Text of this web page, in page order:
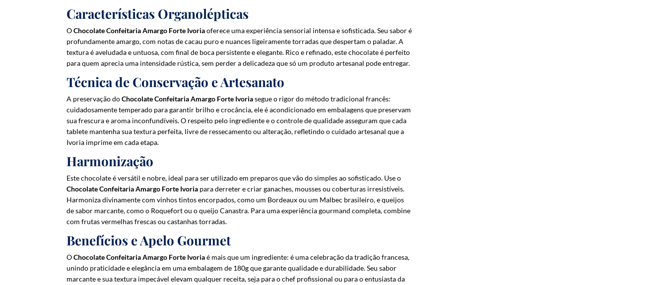
t
h
w
s
r
h
i
o
d
u
Características Organolépticas
OChocolate Confeitaria Amargo Forte Ivoriaoferece uma experiência sensorial intensa e sofisticada. Seu sabor é
profundamente amargo, com notas de cacau puro e nuances ligeiramente torradas que despertam o paladar. A
textura é aveludada e untuosa, com final de boca persistente e elegante. Rico e refinado, este chocolate é perfeito
para quem aprecia uma intensidade rústica, sem perder a delicadeza que só um produto artesanal pode entregar.
Técnica de Conservação e Artesanato
A preservação doChocolate Confeitaria Amargo Forte Ivoriasegue o rigor do método tradicional francês:
cuidadosamente temperado para garantir brilho e crocância, ele é acondicionado em embalagens que preservam
sua frescura e aroma inconfundíveis. O respeito pelo ingrediente e o controle de qualidade asseguram que cada
tablete mantenha sua textura perfeita, livre de ressecamento ou alteração, refletindo o cuidado artesanal que a
Ivoria imprime em cada etapa.
Harmonização
Este chocolate é versátil e nobre, ideal para ser utilizado em preparos que vão do simples ao sofisticado. Use o
Chocolate Confeitaria Amargo Forte Ivoria para derreter e criar ganaches, mousses ou coberturas irresistíveis.
Harmoniza divinamente com vinhos tintos encorpados, como um Bordeaux ou um Malbec brasileiro, e queijos
de sabor marcante, como o Roquefort ou o queijo Canastra. Para uma experiência gourmand completa, combine
com frutas vermelhas frescas ou castanhas torradas.
Benefícios e Apelo Gourmet
OChocolate Confeitaria Amargo Forte Ivoriaé mais que um ingrediente: é uma celebração da tradição francesa,
unindo praticidade e elegância em uma embalagem de 180g que garante qualidade e durabilidade. Seu sabor
marcante e sua textura impecável elevam qualquer receita, seja para o chef profissional ou para o entusiasta da